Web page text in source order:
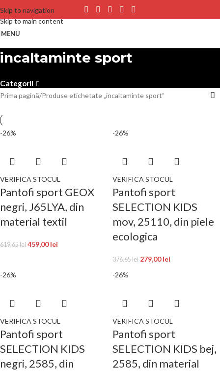
Skip to navigation
Skip to main content
MENU
incaltaminte sport
Categorii
Prima pagină Produse etichetate „incaltaminte sport”
-26%
VERIFICA STOCUL
Pantofi sport GEOX
negri, J65LYA, din
material textil
619,65lei 459,00lei
-26%
VERIFICA STOCUL
Pantofi sport
SELECTION KIDS
mov, 25110, din piele
ecologica
376,65lei 279,00lei
-26%
VERIFICA STOCUL
Pantofi sport
SELECTION KIDS
negri, 2585, din
-26%
VERIFICA STOCUL
Pantofi sport
SELECTION KIDS bej,
2585, din material